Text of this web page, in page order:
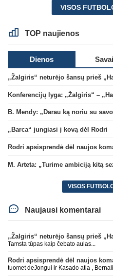
VISOS
TOP naujienos
Dienos
„Žalgiris“ neturėjo šansų prieš
„Barca“ jungiasi į kovą dėl Rodri
Rodri apsisprendė dėl naujos
M. Arteta: „Turime ambiciją kitą
VISOS
Naujausi komentarai
„Žalgiris“ neturėjo šansų prieš
Tamsta tūpas kaip čebato aulas...
Rodri apsisprendė dėl naujos
tuomet deJongui ir Kasado atia ,